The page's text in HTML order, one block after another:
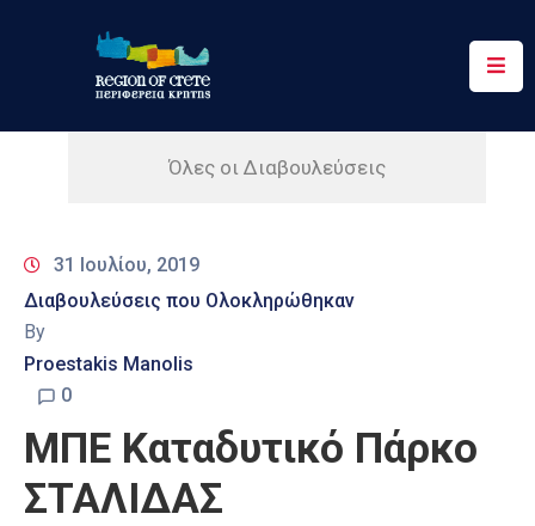
Περιφέρεια
Δράσεις
Ψηφιακές
Υπηρεσίες
Επικοινωνία
Όλες οι Διαβουλεύσεις
31 Ιουλίου, 2019
Διαβουλεύσεις που Ολοκληρώθηκαν
By
Proestakis Manolis
0
ΜΠΕ Καταδυτικό Πάρκο
ΣΤΑΛΙΔΑΣ